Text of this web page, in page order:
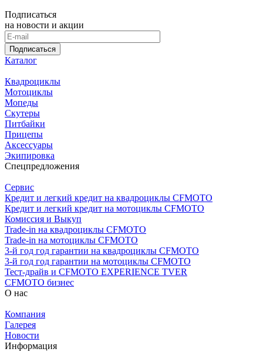
Подписаться
на новости и акции
Подписаться
Каталог
Квадроциклы
Мотоциклы
Мопеды
Скутеры
Питбайки
Прицепы
Аксессуары
Экипировка
Спецпредложения
Сервис
Кредит и легкий кредит на квадроциклы CFMOTO
Кредит и легкий кредит на мотоциклы CFMOTO
Комиссия и Выкуп
Trade-in на квадроциклы CFMOTO
Trade-in на мотоциклы CFMOTO
3-й год год гарантии на квадроциклы CFMOTO
3-й год год гарантии на мотоциклы CFMOTO
Тест-драйв и CFMOTO EXPERIENCE TVER
CFMOTO бизнес
О нас
Компания
Галерея
Новости
Информация